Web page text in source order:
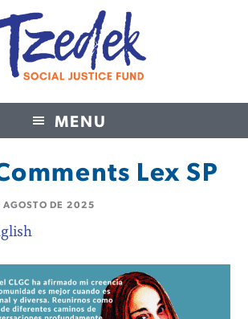
MENU
Justice Fund
Lex SP
DE 2025